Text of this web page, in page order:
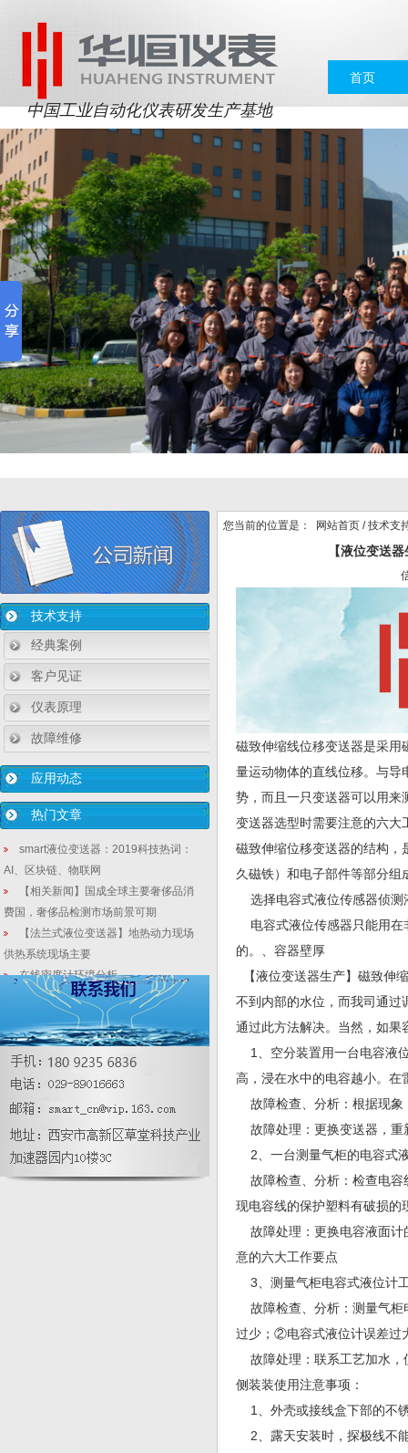
中国工业自动化仪表研发生产基地
首页
技术支持
经典案例
客户见证
仪表原理
故障维修
应用动态
热门文章
smart液位变送器：2019科技热词：
AI、区块链、物联网
【相关新闻】国成全球主要奢侈品消
费国，奢侈品检测市场前景可期
【法兰式液位变送器】地热动力现场
供热系统现场主要
在线密度计环境分析
涡轮流量计对介质的要求
西安仪表厂：有机磷农业废水处理标
准与设计
压力变送器别真假优劣判别不可不知
的十三条-华恒压力变送器厂家
HH在线式压差密度计厂家_油化水处
理密度工控特点
您当前的位置是： 网站首页 /技术支
【液位变送
磁致伸缩线位移变送器是采用
量运动物体的直线位移。与导
势，而且一只变送器可以用来
变送器选型时需要注意的六大
磁致伸缩位移变送器的结构，
久磁铁）和电子部件等部分组
选择电容式液位传感器侦测
电容式液位传感器只能用在
的。、容器壁厚
【液位变送器生产】磁致伸
不到内部的水位，而我司通过
通过此方法解决。当然，如果
1、空分装置用一台电容液
高，浸在水中的电容越小。在
故障检查、分析：根据现象
故障处理：更换变送器，重
2、一台测量气柜的电容式
故障检查、分析：检查电容
现电容线的保护塑料有破损的
故障处理：更换电容液面计
意的六大工作要点
3、测量气柜电容式液位计
故障检查、分析：测量气柜
过少；②电容式液位计误差过
故障处理：联系工艺加水，
侧装装使用注意事项：
1、外壳或接线盒下部的不
2、露天安装时，探极线不